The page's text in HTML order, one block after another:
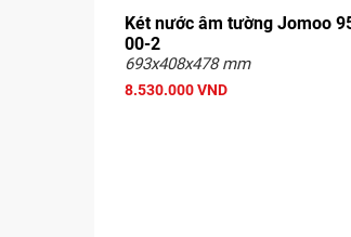
Két nước âm tường Jomoo
00-2
693x408x478 mm
8.530.000 VND